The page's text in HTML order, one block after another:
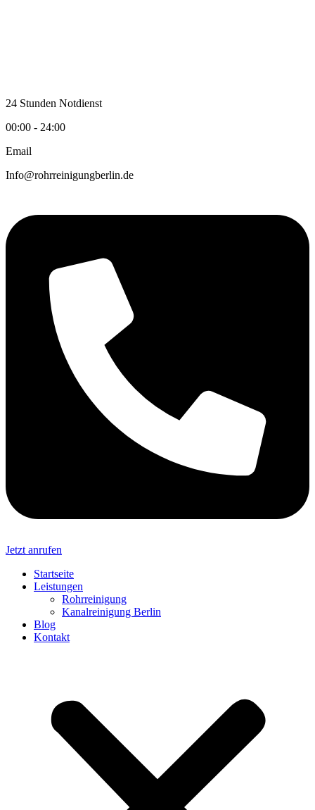
24 Stunden Notdienst
00:00 - 24:00
Email
Info@rohrreinigungberlin.de
Jetzt anrufen
Startseite
Leistungen
Rohrreinigung
Kanalreinigung Berlin
Blog
Kontakt